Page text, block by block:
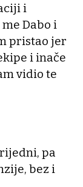
i
Dabo i
pristao jer
i inače
vidio te
pa
bez i